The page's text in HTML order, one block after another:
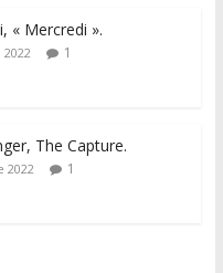
« Mercredi ».
1
The Capture.
2022 1